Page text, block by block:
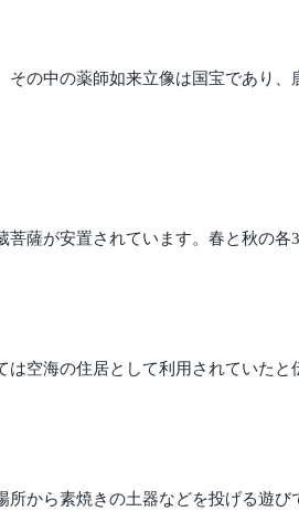
の中の薬師如来立像は国宝であり
薩が安置されています。春と秋の
空海の住居として利用されていたと
から素焼きの土器などを投げる遊